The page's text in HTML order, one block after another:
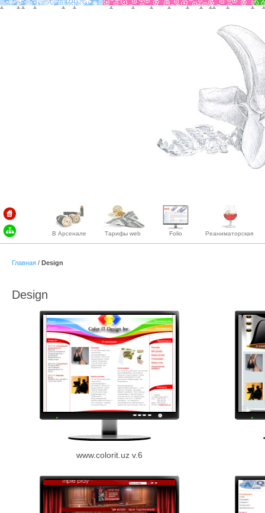
В Арсенале Тарифы web Folio Реаниматорская
Главная / Design
Design
www.colorit.uz v.6